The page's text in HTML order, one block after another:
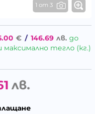
1 от 3
€ / 146.69 лв. до
тегло (кг.)
лв.